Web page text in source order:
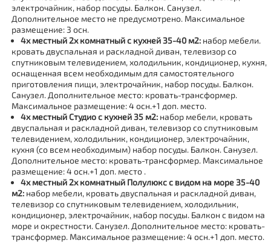
электрочайник, набор посуды. Балкон. Санузел.
Дополнительное место не предусмотрено. Максимальное
размещение: 3 осн.
4х местный 2х комнатный с кухней 35-40 м2: набор мебели.
кровать двуспальная и раскладной диван, телевизор со
спутниковым телевидением, холодильник, кондиционер, кухня,
оснащенная всем необходимым для самостоятельного
приготовления пищи, электрочайник, набор посуды. Балкон.
Санузел. Дополнительное место: кровать-трансформер.
Максимальное размещение: 4 осн.+1 доп. место.
4х местный Студио с кухней 35 м2: набор мебели, кровать
двуспальная и раскладной диван, телевизор со спутниковым
телевидением, холодильник, кондиционер, электрочайник,
кухня (со всем необходимым) набор посуды. Балкон. Санузел.
Дополнительное место: кровать-трансформер. Максимальное
размещение: 4 осн.+1 доп. место .
4х местный 2х комнатный Полулюкс с видом на море 35-40
м2: набор мебели, кровать двуспальная и раскладной диван,
телевизор со спутниковым телевидением, холодильник,
кондиционер, электрочайник, набор посуды. Балкон с видом на
море и окрестности. Санузел. Дополнительное место: кровать-
трансформер. Максимальное размещение: 4 осн.+1 доп. место.